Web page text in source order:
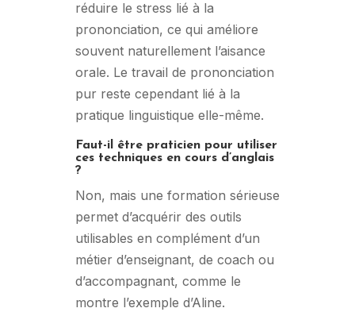
réduire le stress lié à la
prononciation, ce qui améliore
souvent naturellement l’aisance
orale. Le travail de prononciation
pur reste cependant lié à la
pratique linguistique elle-même.
Faut-il être praticien pour utiliser
ces techniques en cours d’anglais
?
Non, mais une formation sérieuse
permet d’acquérir des outils
utilisables en complément d’un
métier d’enseignant, de coach ou
d’accompagnant, comme le
montre l’exemple d’Aline.